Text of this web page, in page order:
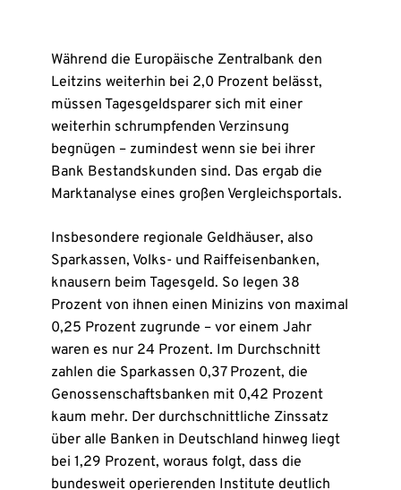
Während die Europäische Zentralbank den
Leitzins weiterhin bei 2,0 Prozent belässt,
müssen Tagesgeldsparer sich mit einer
weiterhin schrumpfenden Verzinsung
begnügen – zumindest wenn sie bei ihrer
Bank Bestandskunden sind. Das ergab die
Marktanalyse eines großen Vergleichsportals.
Insbesondere regionale Geldhäuser, also
Sparkassen, Volks- und Raiffeisenbanken,
knausern beim Tagesgeld. So legen 38
Prozent von ihnen einen Minizins von maximal
0,25 Prozent zugrunde – vor einem Jahr
waren es nur 24 Prozent. Im Durchschnitt
zahlen die Sparkassen 0,37 Prozent, die
Genossenschaftsbanken mit 0,42 Prozent
kaum mehr. Der durchschnittliche Zinssatz
über alle Banken in Deutschland hinweg liegt
bei 1,29 Prozent, woraus folgt, dass die
bundesweit operierenden Institute deutlich